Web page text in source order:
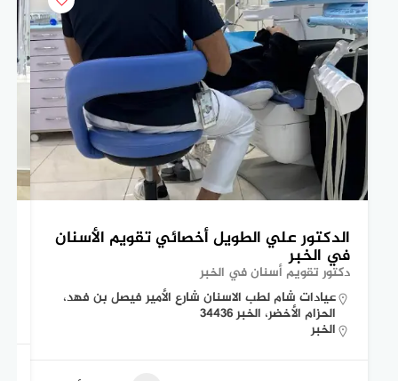
الدكتور علي الطويل أخصائي تقويم الأسنان
في الخبر
دكتور تقويم أسنان في الخبر
عيادات شام لطب الاسنان شارع الأمير فيصل بن فهد،
الحزام الأخضر، الخبر 34436
الخبر